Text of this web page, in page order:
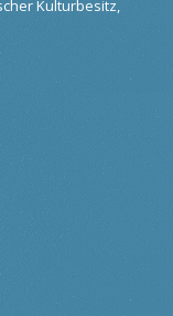
Kulturbesitz,